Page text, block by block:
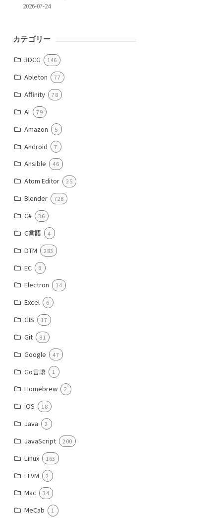
2026-07-24
カテゴリー
3DCG 146
Ableton 77
Affinity 78
AI 79
Amazon 5
Android 7
Ansible 46
Atom Editor 25
Blender 728
C# 36
C言語 4
DTM 283
EC 8
Electron 14
Excel 6
GIS 17
Git 81
Google 47
Go言語 1
Homebrew 2
iOS 18
Java 2
JavaScript 200
Linux 163
LLVM 2
Mac 34
MeCab 1